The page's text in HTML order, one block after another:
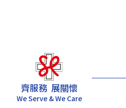
齊服務 展關懷
We Serve & We Care